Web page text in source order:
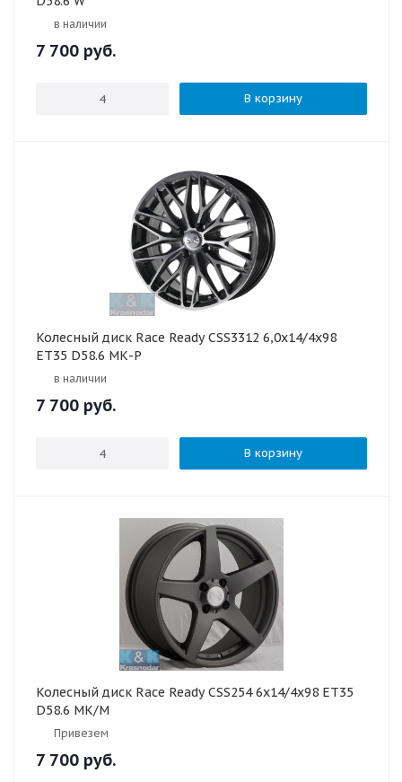
в наличии
7 700 руб.
В корзину
Колесный диск Race Ready CSS3312 6,0х14/4x98
ET35 D58.6 МК-P
в наличии
7 700 руб.
В корзину
Колесный диск Race Ready CSS254 6x14/4x98 ET35
D58.6 MK/M
Привезем
7 700 руб.